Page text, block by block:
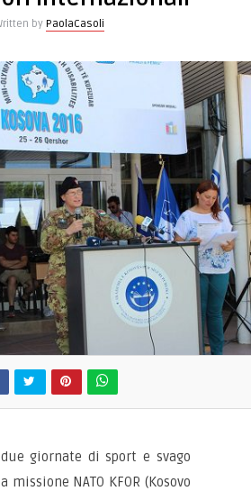
by PaolaCasoli
giornate di sport e svago
missione NATO KFOR (Kosovo